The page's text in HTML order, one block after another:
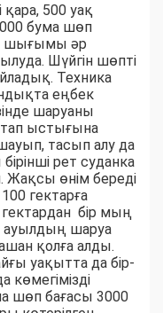
500 уақ
бума шөп
шығымы әр
Шүйгін шөпті
Техника
еңбек
шаруаны
ыстығына
тасып алу да
рет суданка
Жақсы өнім береді
гектарға
бір мың
ауылдың шаруа
қолға алды.
уақытта да бір-
көмегімізді
шөп бағасы 3000